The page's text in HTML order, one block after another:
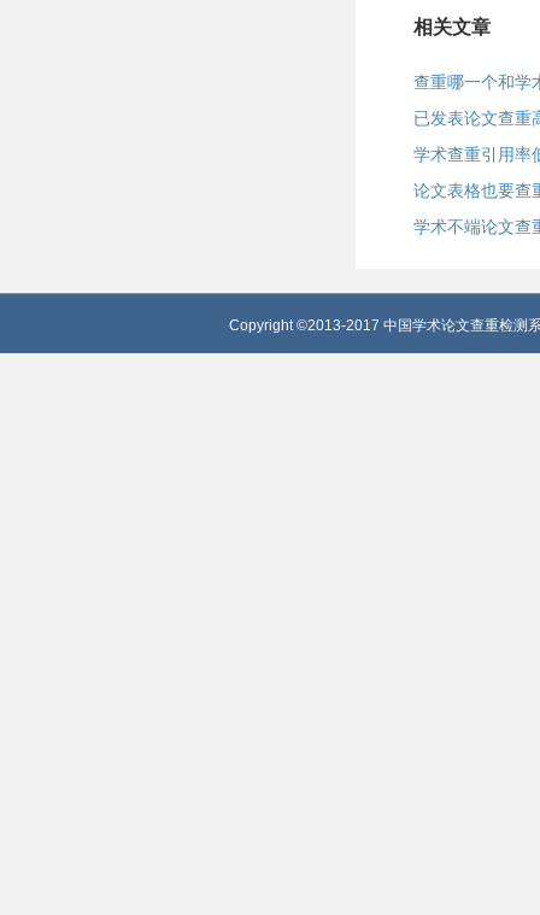
相关文章
查重哪一个和学
已发表论文查重
学术查重引用率
论文表格也要查
学术不端论文查
Copyright ©2013-2017 中国学术论文查重检